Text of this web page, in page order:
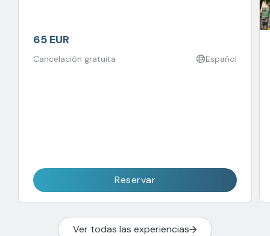
65 EUR
Cancelación gratuita Español
Reservar
Ver todas las experiencias